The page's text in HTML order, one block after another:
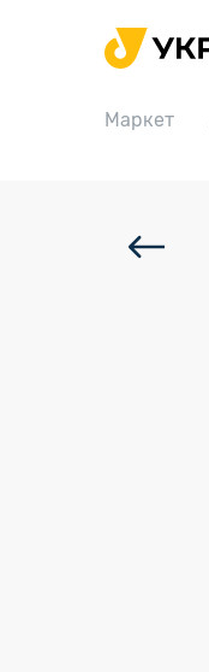
Маркет
Головна
Аптека